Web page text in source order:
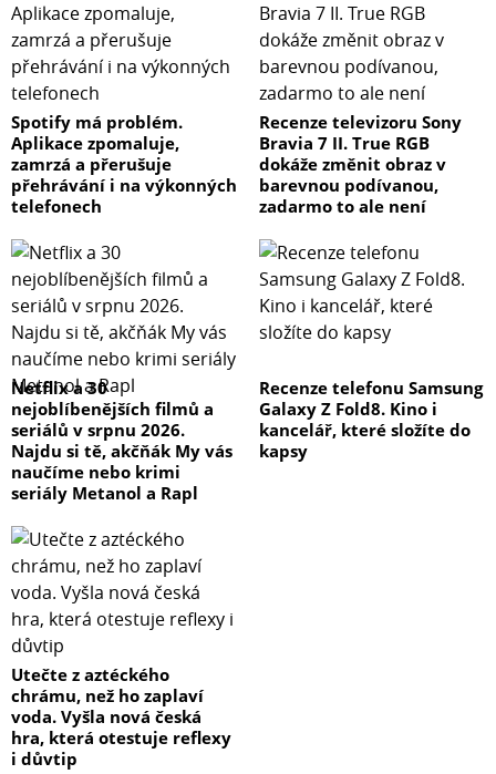
Spotify má problém.
Aplikace zpomaluje,
zamrzá a přerušuje
přehrávání i na výkonných
telefonech
Recenze televizoru Sony
Bravia 7 II. True RGB
dokáže změnit obraz v
barevnou podívanou,
zadarmo to ale není
Netflix a 30
nejoblíbenějších filmů a
seriálů v srpnu 2026.
Najdu si tě, akčňák My vás
naučíme nebo krimi
seriály Metanol a Rapl
Recenze telefonu Samsung
Galaxy Z Fold8. Kino i
kancelář, které složíte do
kapsy
Utečte z aztéckého
chrámu, než ho zaplaví
voda. Vyšla nová česká
hra, která otestuje reflexy
i důvtip